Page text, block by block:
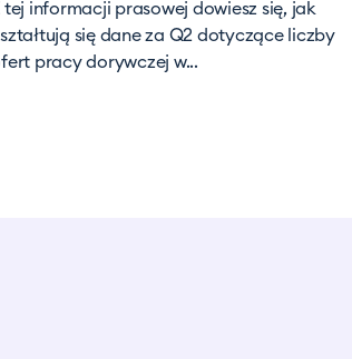
tej informacji prasowej dowiesz się, jak
się dane za Q2 dotyczące liczby
pracy dorywczej w...